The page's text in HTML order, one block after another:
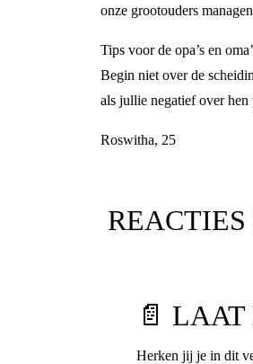
onze grootouders
Tips voor de opa’s en
Begin niet over de
als jullie negatief over hen
Roswitha, 25
REACTIES
📄
Herken jij je in dit